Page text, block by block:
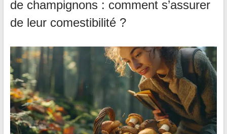
de champignons : comment s’assurer
de leur comestibilité ?